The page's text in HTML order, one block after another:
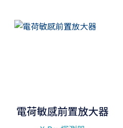
電荷敏感前置放大器